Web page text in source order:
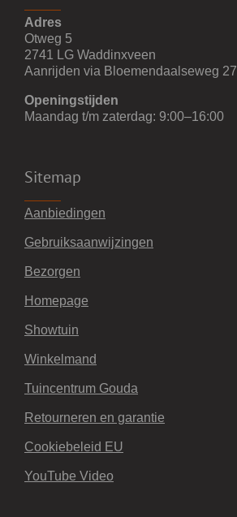
Adres
Otweg 5
2741 LG Waddinxveen
Aanrijden via Bloemendaalseweg 27
Openingstijden
Maandag t/m zaterdag: 9:00–16:00
Sitemap
Aanbiedingen
Gebruiksaanwijzingen
Bezorgen
Homepage
Showtuin
Winkelmand
Tuincentrum Gouda
Retourneren en garantie
Cookiebeleid EU
YouTube Video